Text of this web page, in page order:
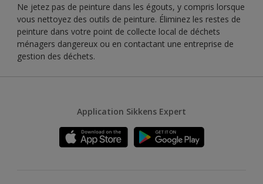
Ne jetez pas de peinture dans les égouts, y compris lorsque
vous nettoyez des outils de peinture. Éliminez les restes de
peinture dans votre point de collecte local de déchets
ménagers dangereux ou en contactant une entreprise de
gestion des déchets.
Application Sikkens Expert